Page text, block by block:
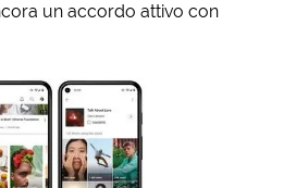
un accordo attivo con